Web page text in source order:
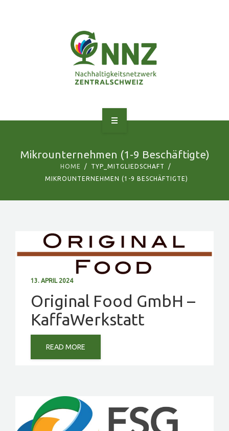
ÜBER UNS
NETZWERK
PROJEKTE
EVENTS
KONTAKT
MITGLIED WERDEN
Mikrounternehmen (1-9 Beschäftigte)
HOME
TYP_MITGLIEDSCHAFT
MIKROUNTERNEHMEN (1-9 BESCHÄFTIGTE)
13. APRIL 2024
Original Food GmbH –
KaffaWerkstatt
READ MORE